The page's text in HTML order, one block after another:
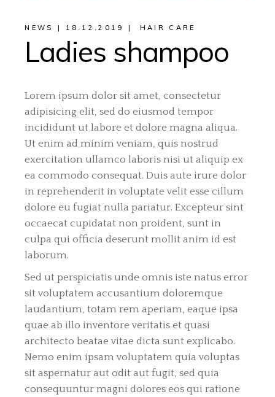
NEWS 18.12.2019 HAIR CARE
Ladies shampoo
Lorem ipsum dolor sit amet, consectetur
adipisicing elit, sed do eiusmod tempor
incididunt ut labore et dolore magna aliqua.
Ut enim ad minim veniam, quis nostrud
exercitation ullamco laboris nisi ut aliquip ex
ea commodo consequat. Duis aute irure dolor
in reprehenderit in voluptate velit esse cillum
dolore eu fugiat nulla pariatur. Excepteur sint
occaecat cupidatat non proident, sunt in
culpa qui officia deserunt mollit anim id est
laborum.
Sed ut perspiciatis unde omnis iste natus error
sit voluptatem accusantium doloremque
laudantium, totam rem aperiam, eaque ipsa
quae ab illo inventore veritatis et quasi
architecto beatae vitae dicta sunt explicabo.
Nemo enim ipsam voluptatem quia voluptas
sit aspernatur aut odit aut fugit, sed quia
consequuntur magni dolores eos qui ratione